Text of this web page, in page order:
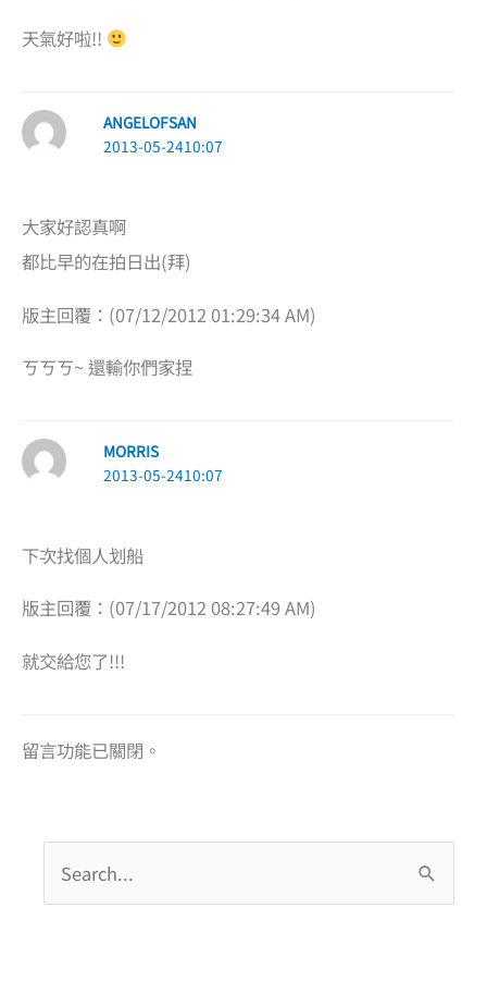
天氣好啦!!
ANGELOFSAN
2013-05-2410:07
大家好認真啊
都比早的在拍日出(拜)
版主回覆：(07/12/2012 01:29:34 AM)
ㄎㄎㄎ~ 還輸你們家捏
MORRIS
2013-05-2410:07
下次找個人划船
版主回覆：(07/17/2012 08:27:49 AM)
就交給您了!!!
留言功能已關閉。